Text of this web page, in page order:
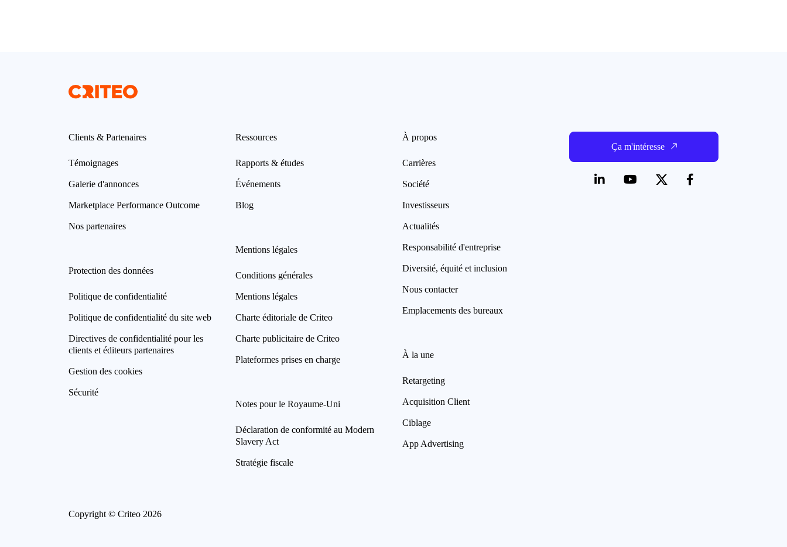
Clients & Partenaires
Témoignages
Galerie d'annonces
Marketplace Performance Outcome
Nos partenaires
Protection des données
Politique de confidentialité
Politique de confidentialité du site web
Directives de confidentialité pour les
clients et éditeurs partenaires
Gestion des cookies
Sécurité
Ressources
Rapports & études
Événements
Blog
Mentions légales
Conditions générales
Mentions légales
Charte éditoriale de Criteo
Charte publicitaire de Criteo
Plateformes prises en charge
Notes pour le Royaume-Uni
Déclaration de conformité au Modern
Slavery Act
Stratégie fiscale
À propos
Carrières
Société
Investisseurs
Actualités
Responsabilité d'entreprise
Diversité, équité et inclusion
Nous contacter
Emplacements des bureaux
À la une
Retargeting
Acquisition Client
Ciblage
App Advertising
Ça m'intéresse
Copyright © Criteo 2026